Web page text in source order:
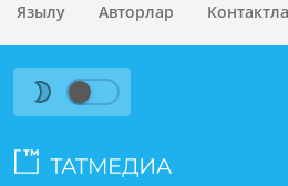
Язылу Авторлар